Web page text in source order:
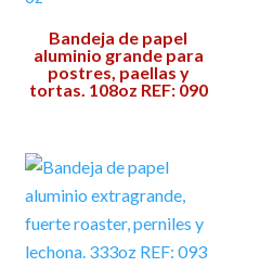
Bandeja de papel
aluminio grande para
postres, paellas y
tortas. 108oz REF: 090